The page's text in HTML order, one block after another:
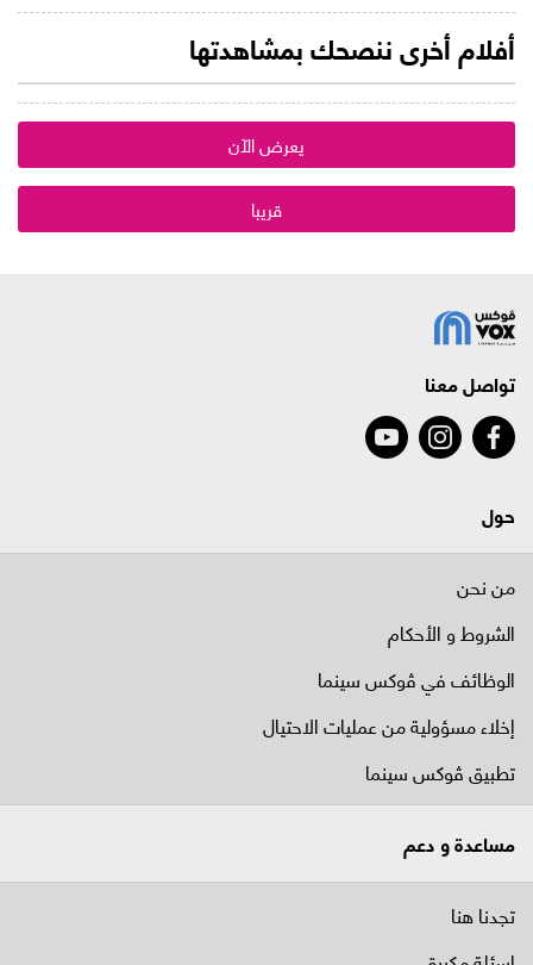
أفلام أخرى ننصحك بمشاهدتها
يعرض الآن
قريبا
تواصل معنا
حول
من نحن
الشروط و الأحكام
الوظائف في ﭬوكس سينما
إخلاء مسؤولية من عمليات الاحتيال
تطبيق ڤوكس سينما
مساعدة و دعم
تجدنا هنا